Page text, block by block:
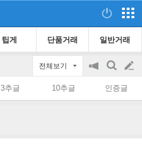
팁게 단품거래 일반거래
전체보기
공
on/off
검
색
글
쓰
3추글 10추글 인증글